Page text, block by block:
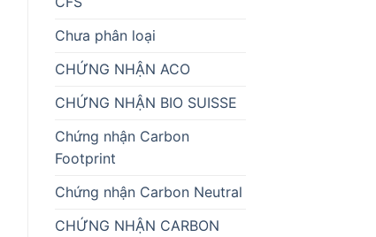
Chưa phân loại
CHỨNG NHẬN ACO
CHỨNG NHẬN BIO SUISSE
Chứng nhận Carbon
Footprint
Chứng nhận Carbon Neutral
CHỨNG NHẬN CARBON